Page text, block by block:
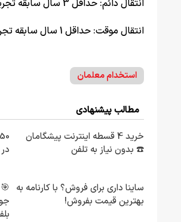
انتقال دائم: حداقل 3 سال سابقه تجربی
انتقال موقت: حداقل 1 سال سابقه تجربی ملاک محاسبه سابقه تا تاریخ 31/06/1405 می‌باشد.
استخدام معلمان
مطالب پیشنهادی
خرید 4 قسطه اینترنت پیشگامان
☎️ بدون نیاز به تلفن
ساینا داری برای فروش؟ با کارنامه به
بهترین قیمت بفروش!